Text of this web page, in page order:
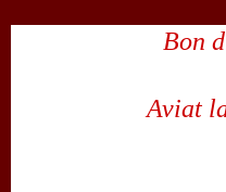
Bon
Aviat